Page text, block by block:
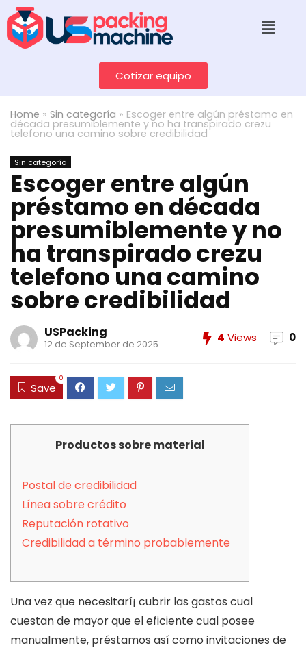
Cotizar equipo
Home » Sin categoría » Escoger entre algún préstamo en
década presumiblemente y no ha transpirado crezu
telefono una camino sobre credibilidad
Sin categoría
Escoger entre algún
préstamo en década
presumiblemente y no
ha transpirado crezu
telefono una camino
sobre credibilidad
USPacking
12 de September de 2025 4 Views 0
Save
0
Productos sobre material
Postal de credibilidad
Línea sobre crédito
Reputación rotativo
Credibilidad a término probablemente
Una vez que necesitarí¡ cubrir las gastos cual
cuestan de mayor que el eficiente cual posee
manualmente, préstamos así­ como invitaciones de